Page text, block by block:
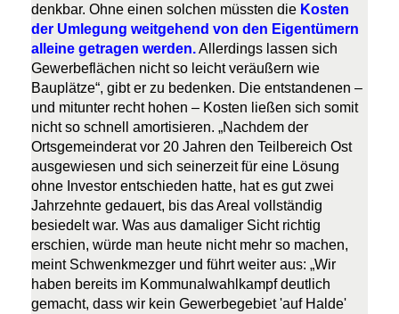
denkbar. Ohne einen solchen müssten die Kosten
der Umlegung weitgehend von den Eigentümern
alleine getragen werden.Allerdings lassen sich
Gewerbeflächen nicht so leicht veräußern wie
Bauplätze“, gibt er zu bedenken. Die entstandenen –
und mitunter recht hohen – Kosten ließen sich somit
nicht so schnell amortisieren. „Nachdem der
Ortsgemeinderat vor 20 Jahren den Teilbereich Ost
ausgewiesen und sich seinerzeit für eine Lösung
ohne Investor entschieden hatte, hat es gut zwei
Jahrzehnte gedauert, bis das Areal vollständig
besiedelt war. Was aus damaliger Sicht richtig
erschien, würde man heute nicht mehr so machen,
meint Schwenkmezger und führt weiter aus: „Wir
haben bereits im Kommunalwahlkampf deutlich
gemacht, dass wir kein Gewerbegebiet 'auf Halde'